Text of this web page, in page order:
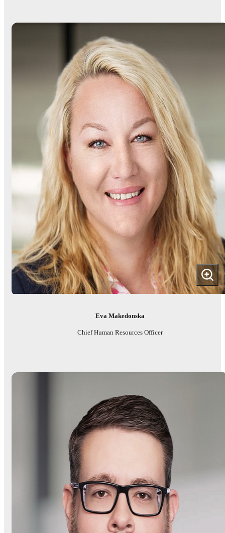
Eva Makedonska
Chief Human Resources Officer